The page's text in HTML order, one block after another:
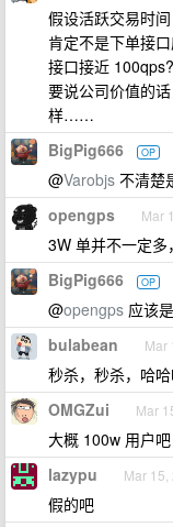
假设活跃交易时
肯定不是下单接
接口接近 100qps?
要说公司价值的
样……
BigPig666 OP
@Varobjs 不清楚
opengps Mar
3W 单并不一定
BigPig666 OP
@opengps 应该
bulabean Mar
秒杀，秒杀，哈
OMGZui Mar
大概 100w 用户
lazypu Mar 15,
假的吧